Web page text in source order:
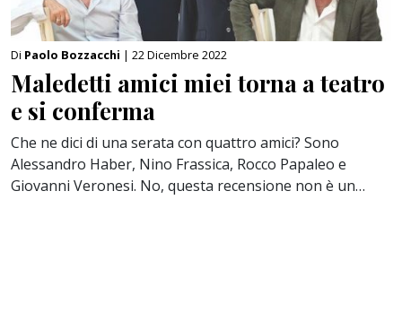
Di Paolo Bozzacchi | 22 Dicembre 2022
Maledetti amici miei torna a teatro
e si conferma
Che ne dici di una serata con quattro amici? Sono
Alessandro Haber, Nino Frassica, Rocco Papaleo e
Giovanni Veronesi. No, questa recensione non è un…